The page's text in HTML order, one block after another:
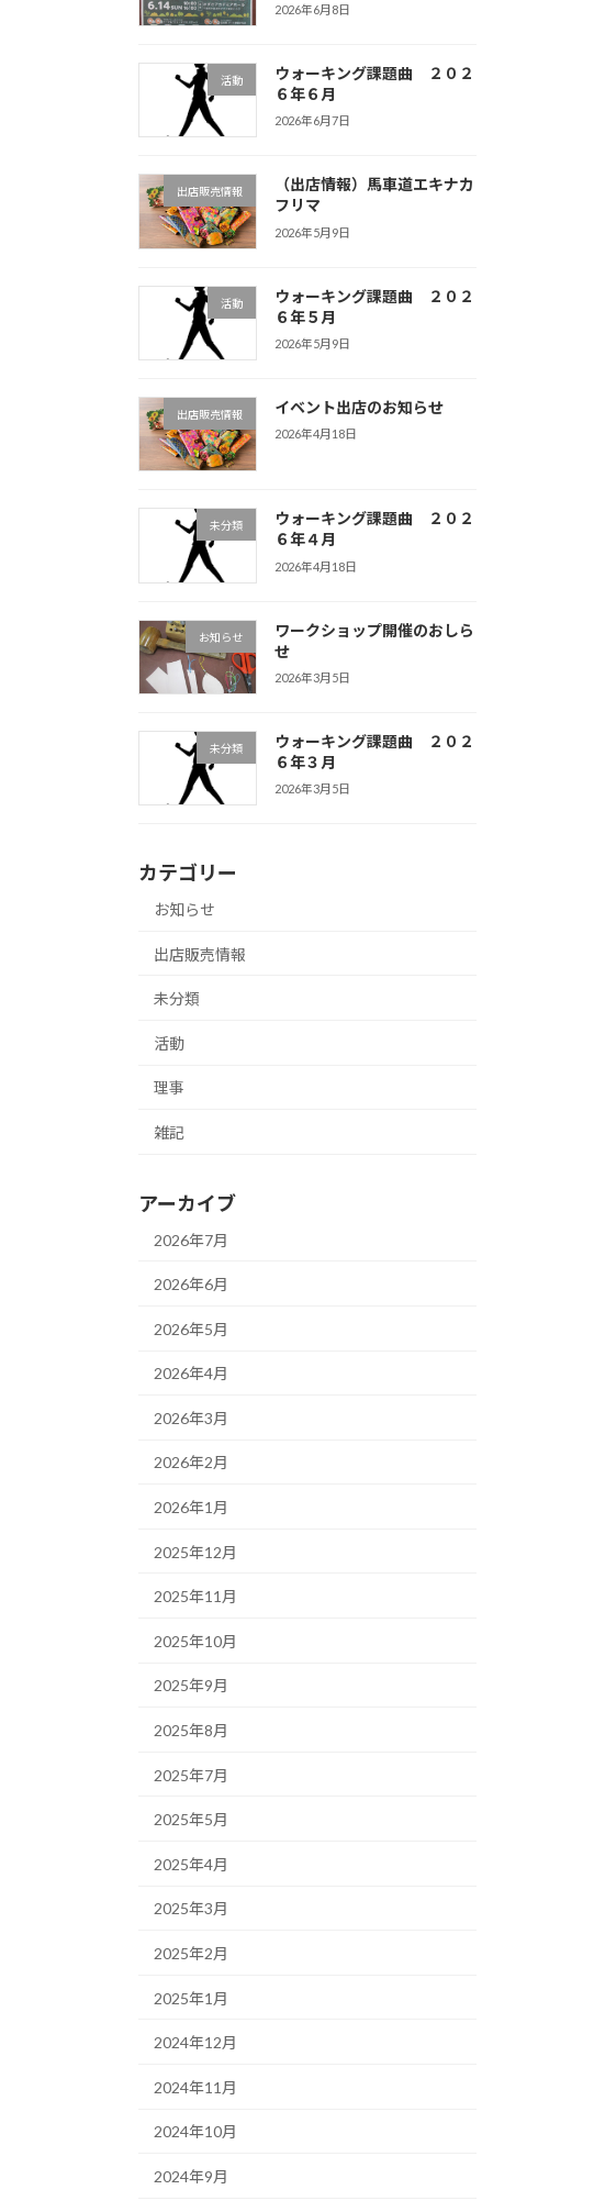
2026年6月8日
活動
ウォーキング課題曲 ２０２
６年６月
2026年6月7日
出店販売情報
（出店情報）馬車道エキナカ
フリマ
2026年5月9日
活動
ウォーキング課題曲 ２０２
６年５月
2026年5月9日
出店販売情報 イベント出店のお知らせ
2026年4月18日
未分類
ウォーキング課題曲 ２０２
６年４月
2026年4月18日
お知らせ
ワークショップ開催のおしら
せ
2026年3月5日
未分類
ウォーキング課題曲 ２０２
６年３月
2026年3月5日
カテゴリー
お知らせ
出店販売情報
未分類
活動
理事
雑記
アーカイブ
2026年7月
2026年6月
2026年5月
2026年4月
2026年3月
2026年2月
2026年1月
2025年12月
2025年11月
2025年10月
2025年9月
2025年8月
2025年7月
2025年5月
2025年4月
2025年3月
2025年2月
2025年1月
2024年12月
2024年11月
2024年10月
2024年9月